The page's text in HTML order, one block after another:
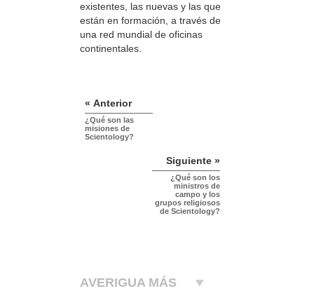
existentes, las nuevas y las que
están en formación, a través de
una red mundial de oficinas
continentales.
« Anterior
¿Qué son las
misiones de
Scientology?
Siguiente »
¿Qué son los
ministros de
campo y los
grupos religiosos
de Scientology?
AVERIGUA MÁS